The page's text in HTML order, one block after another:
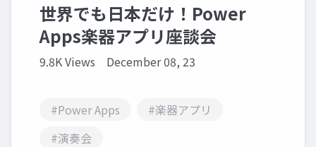
世界でも日本だけ！Power
Apps楽器アプリ座談会
9.8K Views December 08, 23
#Power Apps
#楽器アプリ
#演奏会